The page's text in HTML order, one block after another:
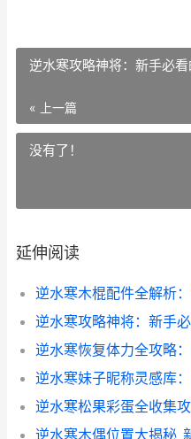
逆水寒攻略神将：新手必
« 上一篇
没有了！
延伸阅读
逆水寒恢复体力全攻略
逆水寒妹子昵称灵感库
逆水寒松果彩蛋全收集
逆水寒木偶位置大揭秘_